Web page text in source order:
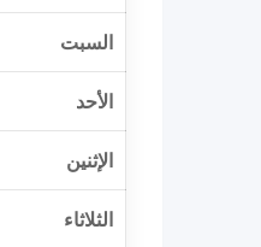
السبت
الأحد
الإثنين
الثلاثاء